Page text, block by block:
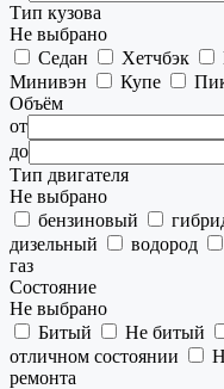
Тип кузова
Не выбрано
Седан
Хетчбэк
Минивэн
Купе
Объём
от
до
Тип двигателя
Не выбрано
бензиновый
дизельный
водород
газ
Состояние
Не выбрано
Битый
Не битый
отличном состоянии
ремонта